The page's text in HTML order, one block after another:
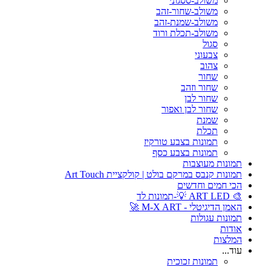
משולב-שחור-זהב
משולב-שמנת-זהב
משולב-תכלת ורוד
סגול
צבעוני
צהוב
שחור
שחור וזהב
שחור לבן
שחור לבן ואפור
שמנת
תכלת
תמונות בצבע טורקיז
תמונות בצבע כסף
תמונות מעוצבות
תמונות קנבס במרקם בולט | קולקציית Art Touch
הכי חמים וחדשים
🎨 ART LED 💡-תמונות לד
האמן הדיגיטלי - M-X ART 🚀
תמונות עגולות
אודות
המלצות
עוד...
תמונות זכוכית